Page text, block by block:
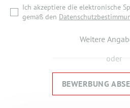
Ich akzeptiere die elektronische
gemäß den
Weitere
oder
BEWERBUNG
ZURÜCK ZUR